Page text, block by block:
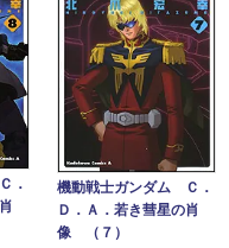
．
機動戦士ガンダム Ｃ．
Ｄ．Ａ．若き彗星の肖
像 （７）